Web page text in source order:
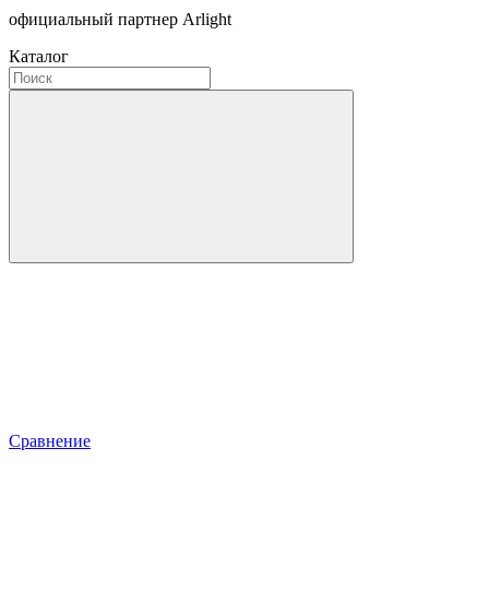
официальный партнер Arlight
Каталог
Сравнение